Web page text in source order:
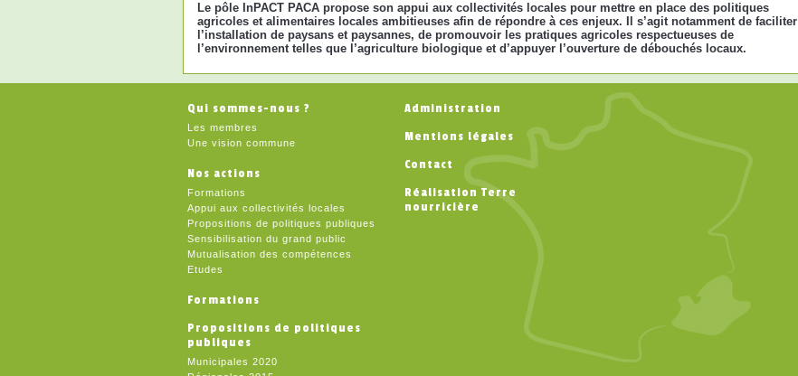
Le pôle InPACT PACA propose son appui aux collectivités locales pour mettre en place des politiques
agricoles et alimentaires locales ambitieuses afin de répondre à ces enjeux. Il s’agit notamment de faciliter
l’installation de paysans et paysannes, de promouvoir les pratiques agricoles respectueuses de
l’environnement telles que l’agriculture biologique et d’appuyer l’ouverture de débouchés locaux.
Qui sommes-nous ?
Les membres
Une vision commune
Nos actions
Formations
Appui aux collectivités locales
Propositions de politiques publiques
Sensibilisation du grand public
Mutualisation des compétences
Etudes
Formations
Propositions de politiques
publiques
Municipales 2020
Administration
Mentions légales
Contact
Réalisation Terre
nourricière